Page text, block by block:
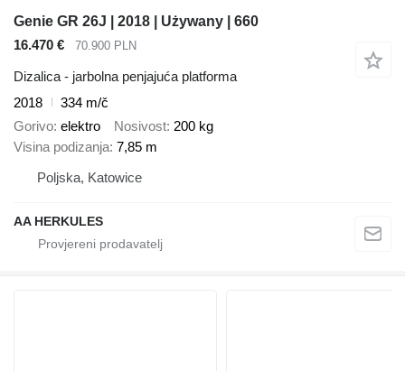
Genie GR 26J | 2018 | Używany | 660
16.470 €
70.900 PLN
Dizalica - jarbolna penjajuća platforma
2018
334 m/č
Gorivo elektro Nosivost 200 kg
Visina podizanja 7,85 m
Poljska, Katowice
AA HERKULES